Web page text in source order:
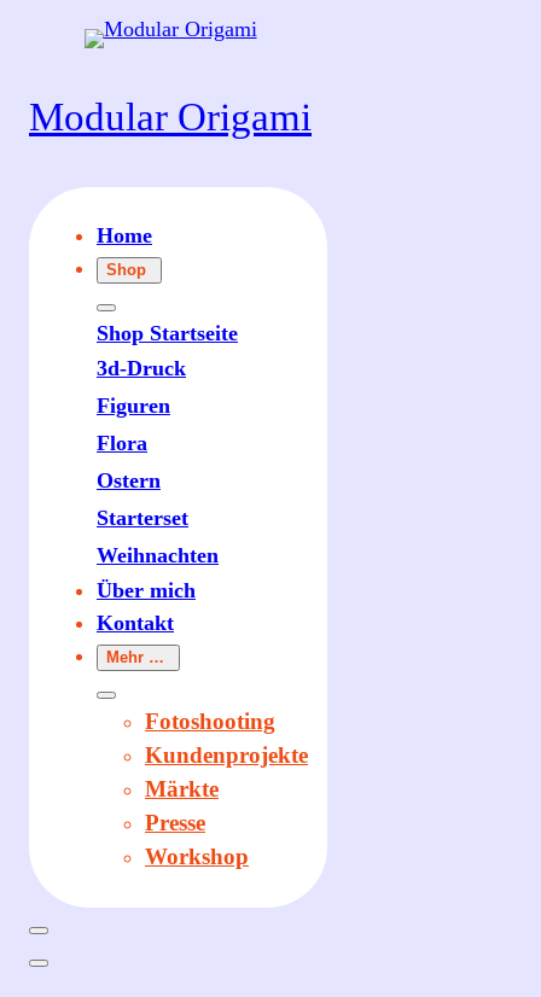
Modular Origami
Home
Shop
Shop Startseite
3d-Druck
Figuren
Flora
Ostern
Starterset
Weihnachten
Über mich
Kontakt
Mehr …
Fotoshooting
Kundenprojekte
Märkte
Presse
Workshop